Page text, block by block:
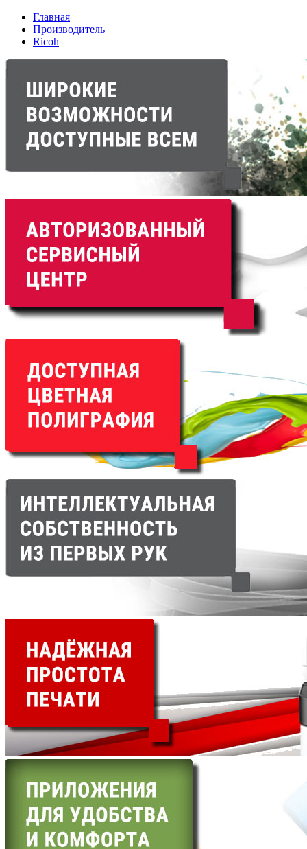
Главная
Производитель
Ricoh